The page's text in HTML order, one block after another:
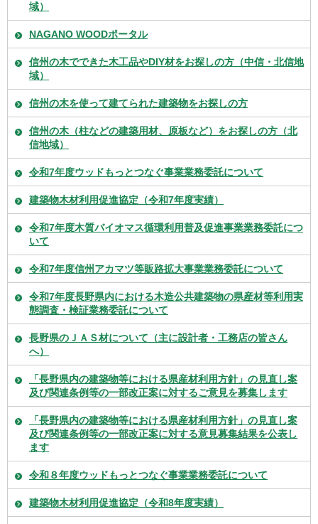
域）
NAGANO WOODポータル
信州の木でできた木工品やDIY材をお探しの方（中信・北信地
域）
信州の木を使って建てられた建築物をお探しの方
信州の木（柱などの建築用材、原板など）をお探しの方（北
信地域）
令和7年度ウッドもっとつなぐ事業業務委託について
建築物木材利用促進協定（令和7年度実績）
令和7年度木質バイオマス循環利用普及促進事業業務委託につ
いて
令和7年度信州アカマツ等販路拡大事業業務委託について
令和7年度長野県内における木造公共建築物の県産材等利用実
態調査・検証業務委託について
長野県のＪＡＳ材について（主に設計者・工務店の皆さん
へ）
「長野県内の建築物等における県産材利用方針」の見直し案
及び関連条例等の一部改正案に対するご意見を募集します
「長野県内の建築物等における県産材利用方針」の見直し案
及び関連条例等の一部改正案に対する意見募集結果を公表し
ます
令和８年度ウッドもっとつなぐ事業業務委託について
建築物木材利用促進協定（令和8年度実績）